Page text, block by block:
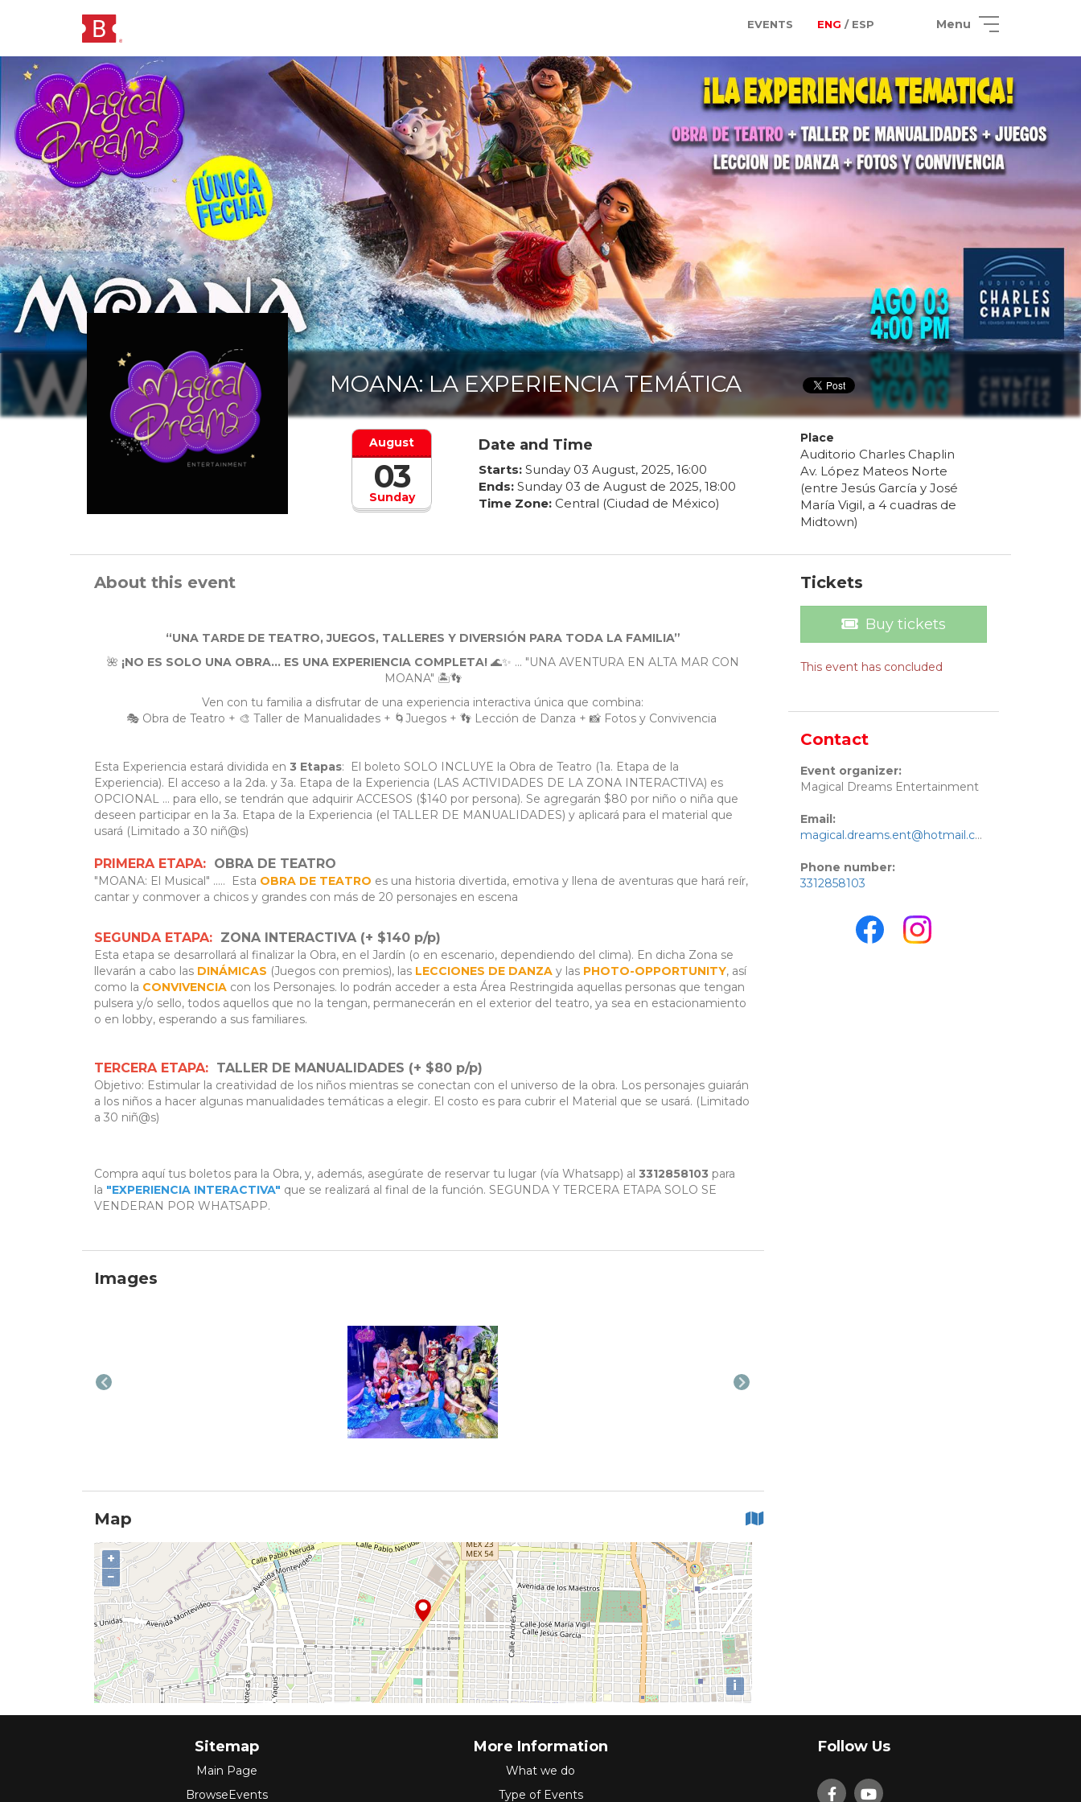
EVENTS ENG / ESP Menu
MOANA: LA EXPERIENCIA TEMÁTICA
Sunday
August
03
Date and Time
Starts: Sunday 03 August, 2025, 16:00
Ends: Sunday 03 de Augustde 2025, 18:00
Time Zone: Central (Ciudad de México)
Place
Auditorio Charles Chaplin
Av. López Mateos Norte
(entre Jesús García y José
María Vigil, a 4 cuadras de
Midtown)
About this event
“UNA TARDE DE TEATRO, JUEGOS, TALLERES Y DIVERSIÓN PARA TODA LA FAMILIA”
🌺 ¡NO ES SOLO UNA OBRA… ES UNA EXPERIENCIA COMPLETA!🌊✨ ... "UNA AVENTURA EN ALTA MAR CON
MOANA" 🏝️👣
Ven con tu familia a disfrutar de una experiencia interactiva única que combina:
🎭 Obra de Teatro + 🎨 Taller de Manualidades + 🌀Juegos + 👣 Lección de Danza + 📸 Fotos y Convivencia
Esta Experiencia estará dividida en 3 Etapas: El boleto SOLO INCLUYE la Obra de Teatro (1a. Etapa de la
Experiencia). El acceso a la 2da. y 3a. Etapa de la Experiencia (LAS ACTIVIDADES DE LA ZONA INTERACTIVA) es
OPCIONAL ... para ello, se tendrán que adquirir ACCESOS ($140 por persona). Se agregarán $80 por niño o niña que
deseen participar en la 3a. Etapa de la Experiencia (el TALLER DE MANUALIDADES) y aplicará para el material que
usará (Limitado a 30 niñ@s)
PRIMERA ETAPA: OBRA DE TEATRO
"MOANA: El Musical" ..... Esta OBRA DE TEATRO es una historia divertida, emotiva y llena de aventuras que hará reír,
cantar y conmover a chicos y grandes con más de 20 personajes en escena
SEGUNDA ETAPA: ZONA INTERACTIVA (+ $140 p/p)
Esta etapa se desarrollará al finalizar la Obra, en el Jardín (o en escenario, dependiendo del clima). En dicha Zona se
llevarán a cabo las DINÁMICAS (Juegos con premios), las LECCIONES DE DANZA y las PHOTO-OPPORTUNITY, así
como la CONVIVENCIA con los Personajes. lo podrán acceder a esta Área Restringida aquellas personas que tengan
pulsera y/o sello, todos aquellos que no la tengan, permanecerán en el exterior del teatro, ya sea en estacionamiento
o en lobby, esperando a sus familiares.
TERCERA ETAPA: TALLER DE MANUALIDADES (+ $80 p/p)
Objetivo: Estimular la creatividad de los niños mientras se conectan con el universo de la obra. Los personajes guiarán
a los niños a hacer algunas manualidades temáticas a elegir. El costo es para cubrir el Material que se usará. (Limitado
a 30 niñ@s)
Compra aquí tus boletos para la Obra, y, además, asegúrate de reservar tu lugar (vía Whatsapp) al 3312858103 para
la "EXPERIENCIA INTERACTIVA" que se realizará al final de la función. SEGUNDA Y TERCERA ETAPA SOLO SE
VENDERAN POR WHATSAPP.
Images
Map
+
−
i
Tickets
Buy tickets
This event has concluded
Contact
Event organizer:
Magical Dreams Entertainment
Email:
magical.dreams.ent@hotmail.com
Phone number:
3312858103
Sitemap
Main Page
BrowseEvents
More Information
What we do
Type of Events
Follow Us